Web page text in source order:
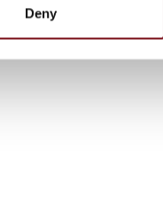
Deny